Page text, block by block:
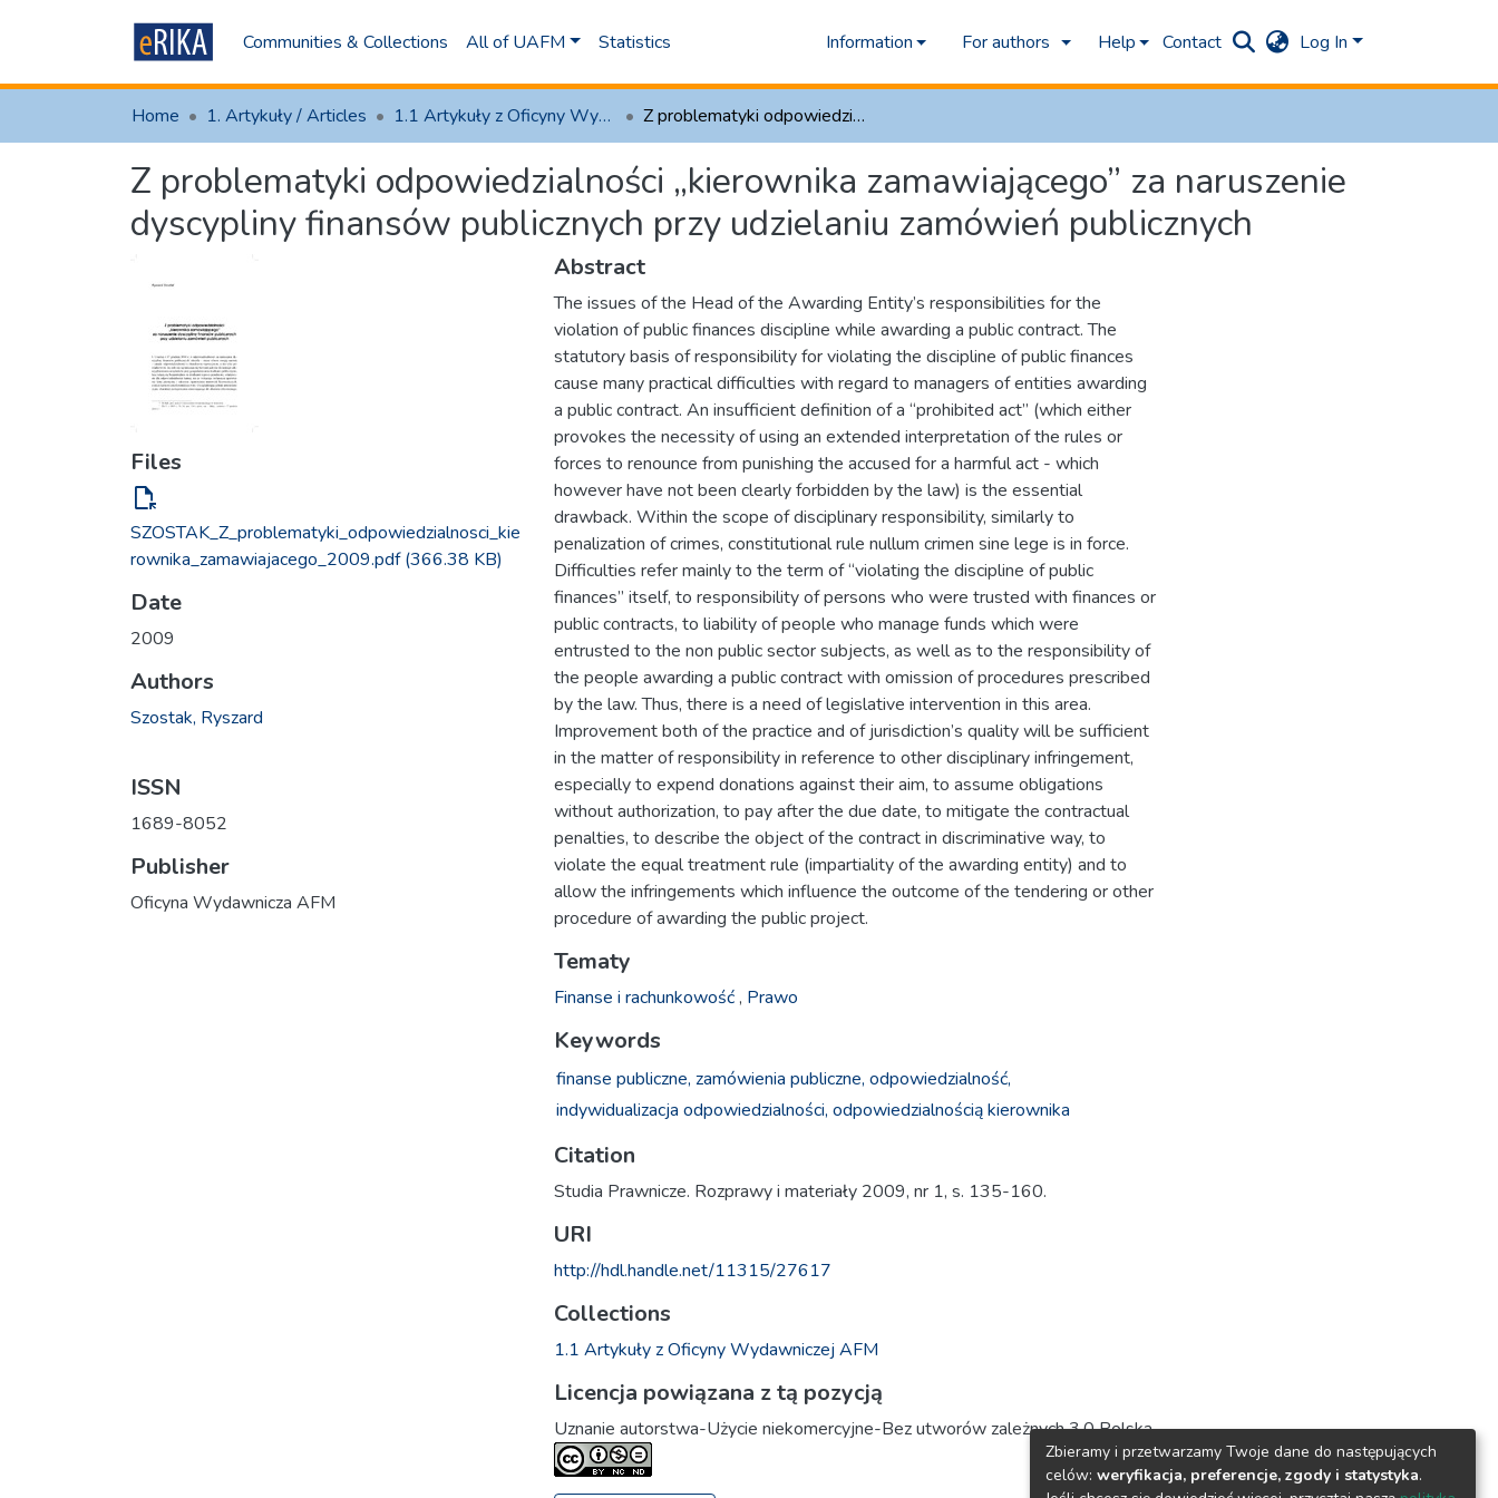
Communities & Collections All of UAFM Statistics Information For authors Help Contact Log In
Home 1. Artykuły / Articles 1.1 Artykuły z Oficyny Wydawniczej AFM Z problematyki odpowiedzialności „kierownika zamawiającego” za naruszenie dyscypliny finansów publicznych przy udzielaniu zamówień publicznych
Z problematyki odpowiedzialności „kierownika zamawiającego” za naruszenie
dyscypliny finansów publicznych przy udzielaniu zamówień publicznych
Files
file_open
SZOSTAK_Z_problematyki_odpowiedzialnosci_kie
rownika_zamawiajacego_2009.pdf(366.38 KB)
Date
2009
Authors
Szostak, Ryszard
ISSN
1689-8052
Publisher
Oficyna Wydawnicza AFM
Abstract
The issues of the Head of the Awarding Entity’s responsibilities for the
violation of public finances discipline while awarding a public contract. The
statutory basis of responsibility for violating the discipline of public finances
cause many practical difficulties with regard to managers of entities awarding
a public contract. An insufficient definition of a “prohibited act” (which either
provokes the necessity of using an extended interpretation of the rules or
forces to renounce from punishing the accused for a harmful act - which
however have not been clearly forbidden by the law) is the essential
drawback. Within the scope of disciplinary responsibility, similarly to
penalization of crimes, constitutional rule nullum crimen sine lege is in force.
Difficulties refer mainly to the term of “violating the discipline of public
finances” itself, to responsibility of persons who were trusted with finances or
public contracts, to liability of people who manage funds which were
entrusted to the non public sector subjects, as well as to the responsibility of
the people awarding a public contract with omission of procedures prescribed
by the law. Thus, there is a need of legislative intervention in this area.
Improvement both of the practice and of jurisdiction’s quality will be sufficient
in the matter of responsibility in reference to other disciplinary infringement,
especially to expend donations against their aim, to assume obligations
without authorization, to pay after the due date, to mitigate the contractual
penalties, to describe the object of the contract in discriminative way, to
violate the equal treatment rule (impartiality of the awarding entity) and to
allow the infringements which influence the outcome of the tendering or other
procedure of awarding the public project.
Tematy
Finanse i rachunkowość, Prawo
Keywords
finanse publiczne, zamówienia publiczne, odpowiedzialność,
indywidualizacja odpowiedzialności, odpowiedzialnością kierownika
Citation
Studia Prawnicze. Rozprawy i materiały 2009, nr 1, s. 135-160.
URI
http://hdl.handle.net/11315/27617
Collections
1.1 Artykuły z Oficyny Wydawniczej AFM
Licencja powiązana z tą pozycją
Uznanie autorstwa-Użycie niekomercyjne-Bez utworów zależnych 3.0 Polska
Zbieramy i przetwarzamy Twoje dane do następujących
celów: weryfikacja, preferencje, zgody i statystyka.